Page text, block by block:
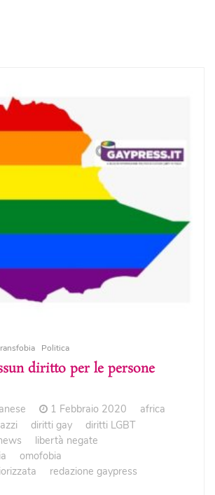
Politica
diritto per le persone
1 Febbraio 2020
africa
diritti gay
diritti LGBT
libertà negate
omofobia
redazione gaypress